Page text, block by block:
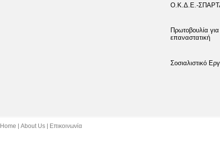
Ο.Κ.Δ.Ε.-
Πρωτοβουλία
επαναστατική
Σοσιαλιστικό
Home About Us Επικοινωνία